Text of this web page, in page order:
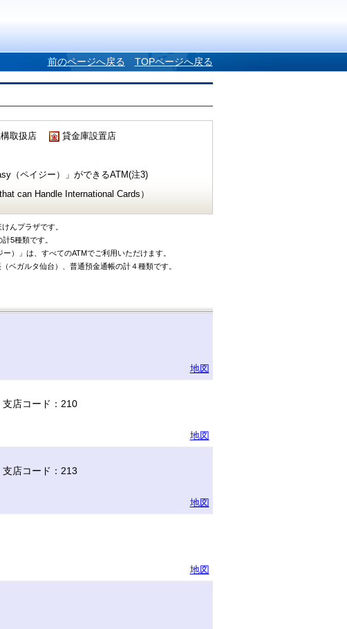
前のページへ戻る TOPページへ戻る
取扱店
貸金庫設置店
（ペイジー）」ができるATM(注3)
can Handle International Cards）
んプラザです。
5種類です。
）」は、すべてのATMでご利用いただけます。
ベガルタ仙台）、普通預金通帳の計４種類です。
地図
店コード：210
地図
店コード：213
地図
地図